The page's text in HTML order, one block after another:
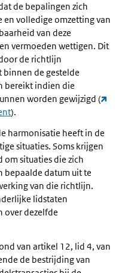
de bepalingen zich
volledige omzetting van
van deze
vermoeden wettigen. Dit
de richtlijn
binnen de gestelde
bereikt indien die
worden gewijzigd (
).
harmonisatie heeft in de
situaties. Soms krijgen
situaties die zich
bepaalde datum uit te
van die richtlijn.
lidstaten
over dezelfde
van artikel 12, lid 4, van
de bestrijding van